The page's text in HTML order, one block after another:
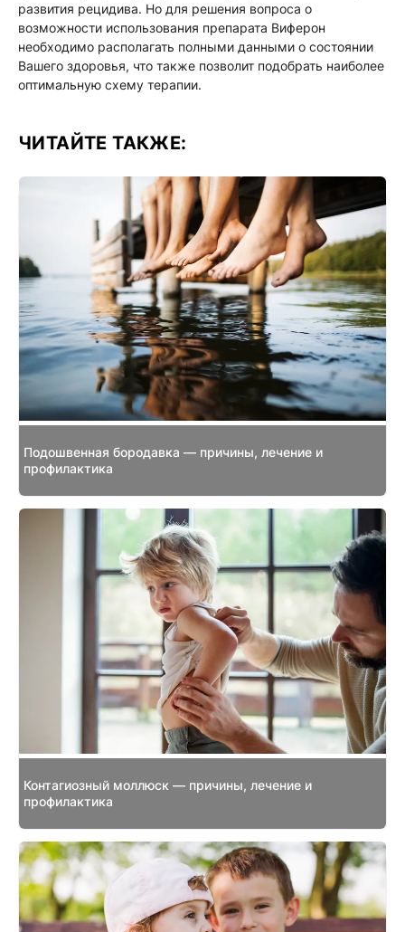
развития рецидива. Но для решения вопроса о
возможности использования препарата Виферон
необходимо располагать полными данными о состоянии
Вашего здоровья, что также позволит подобрать наиболее
оптимальную схему терапии.
ЧИТАЙТЕ ТАКЖЕ:
Подошвенная бородавка — причины, лечение и
профилактика
Контагиозный моллюск — причины, лечение и
профилактика